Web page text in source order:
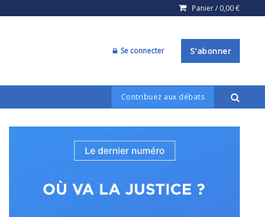
Panier / 0,00€
Se connecter S'abonner
Contribuez aux débats